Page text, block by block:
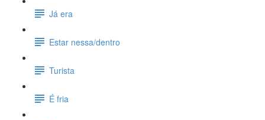
Já era
Estar nessa/dentro
Turista
É fria